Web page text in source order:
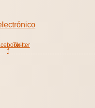
f
Twitter